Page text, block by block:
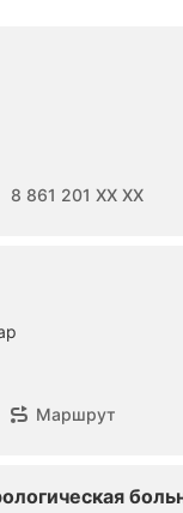
8 861 201 XX XX
Маршрут